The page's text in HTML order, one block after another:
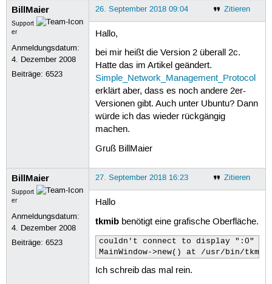
BillMaier
Support
er
Anmeldungsdatum:
4. Dezember 2008
Beiträge:6523
Zitieren
26. September 2018 09:04
Hallo,
bei mir heißt die Version 2 überall 2c.
Hatte das im Artikel geändert.
Simple_Network_Management_Protocol
erklärt aber, dass es noch andere 2er-
Versionen gibt. Auch unter Ubuntu? Dann
würde ich das wieder rückgängig
machen.
Gruß BillMaier
BillMaier
Support
er
Anmeldungsdatum:
4. Dezember 2008
Beiträge:6523
Zitieren
27. September 2018 16:23
Hallo
tkmibbenötigt eine grafische Oberfläche.
couldn't connect to display ":0" at /
MainWindow->new() at /usr/bin/
Ich schreib das mal rein.